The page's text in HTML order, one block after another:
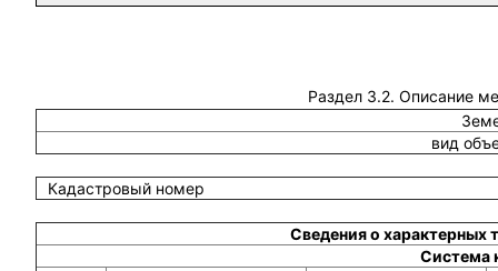
Раздел 3.2. Описание
вид
Кадастровый номер
Сведения о характерных
Система